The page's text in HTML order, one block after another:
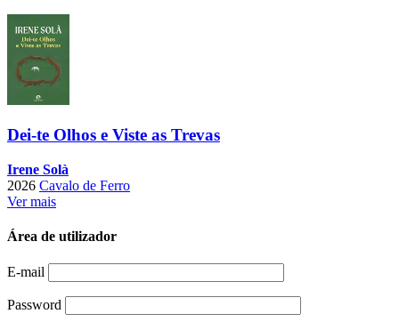
Dei-te Olhos e Viste as Trevas
Irene Solà
2026 Cavalo de Ferro
Ver mais
Área de utilizador
E-mail
Password